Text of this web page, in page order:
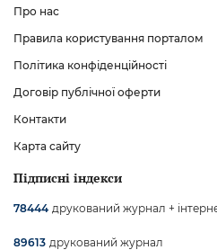
Про нас
Правила користування порталом
Політика конфіденційності
Договір публічної оферти
Контакти
Карта сайту
Підписні індекси
78444 друкований журнал +
89613 друкований журнал